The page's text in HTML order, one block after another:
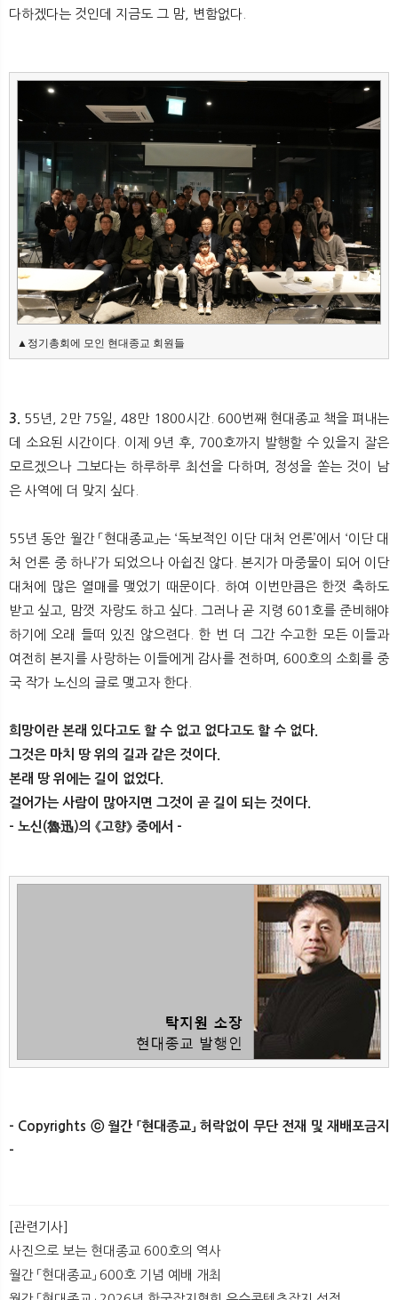
다하겠다는 것인데 지금도 그 맘, 변함없다.
▲정기총회에 모인 현대종교 회원들
3.
55년, 2만 75일, 48만 1800시간. 600번째 현대종교 책을 펴내는
데 소요된 시간이다. 이제 9년 후, 700호까지 발행할 수 있을지 잘은
모르겠으나 그보다는 하루하루 최선을 다하며, 정성을 쏟는 것이 남
은 사역에 더 맞지 싶다.
55년 동안 월간 「현대종교」는 ‘독보적인 이단 대처 언론’에서 ‘이단 대
처 언론 중 하나’가 되었으나 아쉽진 않다. 본지가 마중물이 되어 이단
대처에 많은 열매를 맺었기 때문이다. 하여 이번만큼은 한껏 축하도
받고 싶고, 맘껏 자랑도 하고 싶다. 그러나 곧 지령 601호를 준비해야
하기에 오래 들떠 있진 않으련다. 한 번 더 그간 수고한 모든 이들과
여전히 본지를 사랑하는 이들에게 감사를 전하며, 600호의 소회를 중
국 작가 노신의 글로 맺고자 한다.
희망이란 본래 있다고도 할 수 없고 없다고도 할 수 없다.
그것은 마치 땅 위의 길과 같은 것이다.
본래 땅 위에는 길이 없었다.
걸어가는 사람이 많아지면 그것이 곧 길이 되는 것이다.
- 노신(魯迅)의 《고향》 중에서 -
- Copyrights ⓒ 월간 「현대종교」 허락없이 무단 전재 및 재배포금지
-
[관련기사]
사진으로 보는 현대종교 600호의 역사
월간 「현대종교」 600호 기념 예배 개최